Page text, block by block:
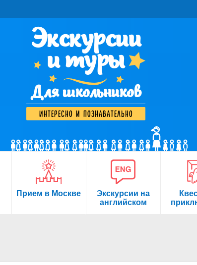
Экскурсии
и туры
Для школьников
интересно и познавательно
Прием в Москве
Экскурсии на
английском